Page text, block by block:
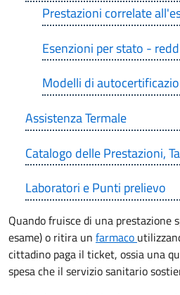
Prestazioni correlate
Esenzioni per stato -
Modelli di
Assistenza Termale
Catalogo delle Prestazioni,
Laboratori e Punti prelievo
Quando fruisce di una prestazione
esame) o ritira un farmaco
cittadino paga il ticket, ossia una
spesa che il servizio sanitario